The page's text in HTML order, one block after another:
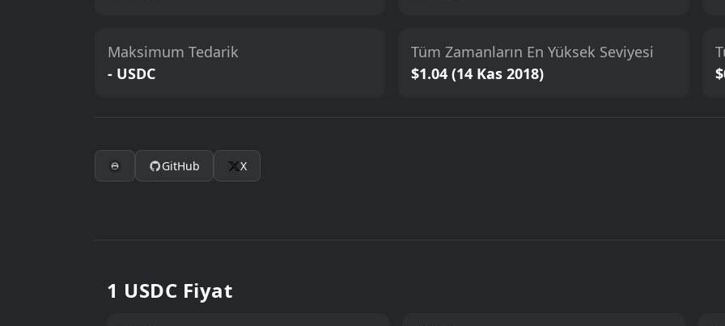
Maksimum Tedarik
- USDC
Tüm Zamanların En Yüksek Seviyesi
$1.04 (14 Kas 2018)
GitHub X
1 USDC Fiyat